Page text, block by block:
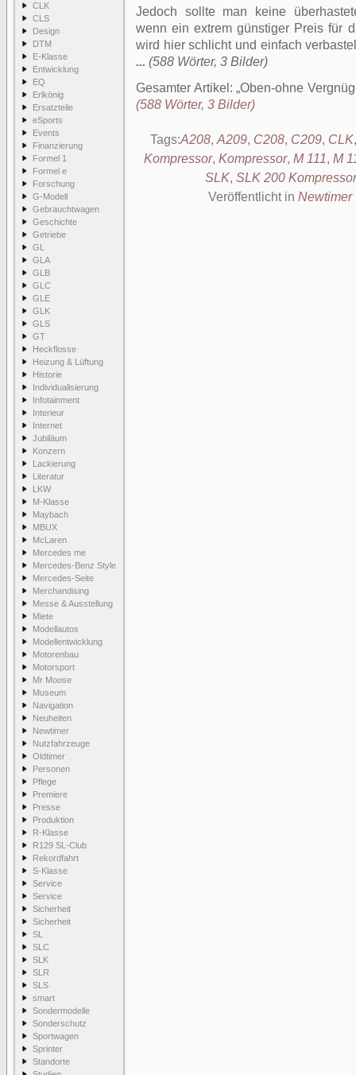
CLK
CLS
Design
DTM
E-Klasse
Entwicklung
EQ
Erlkönig
Ersatzteile
eSports
Events
Finanzierung
Formel 1
Formel e
Forschung
G-Modell
Gebrauchtwagen
Geschichte
Getriebe
GL
GLA
GLB
GLC
GLE
GLK
GLS
GT
Heckflosse
Heizung & Lüftung
Historie
Individualisierung
Infotainment
Interieur
Internet
Jubiläum
Konzern
Lackierung
Literatur
LKW
M-Klasse
Maybach
MBUX
McLaren
Mercedes me
Mercedes-Benz Style
Mercedes-Seite
Merchandising
Messe & Ausstellung
Miete
Modellautos
Modellentwicklung
Motorenbau
Motorsport
Mr Moose
Museum
Navigation
Neuheiten
Newtimer
Nutzfahrzeuge
Oldtimer
Personen
Pflege
Premiere
Presse
Produktion
R-Klasse
R129 SL-Club
Rekordfahrt
S-Klasse
Service
Service
Sicherheit
Sicherheit
SL
SLC
SLK
SLR
SLS
smart
Sondermodelle
Sonderschutz
Sportwagen
Sprinter
Standorte
Jedoch sollte man keine
wenn ein extrem günstiger Preis für
wird hier schlicht und einfach
... (588 Wörter, 3 Bilder)
Gesamter Artikel: Oben-ohne
(588 Wörter, 3 Bilder)
Tags:A208, A209, C208, C209, CLK
Kompressor, Kompressor, M 111, M
SLK, SLK 200 Kompressor
Veröffentlicht in Newtimer